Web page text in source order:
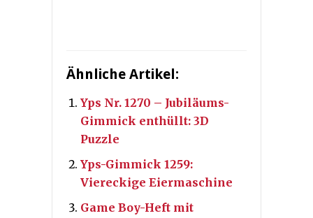
Ähnliche Artikel:
Yps Nr. 1270 – Jubiläums-
Gimmick enthüllt: 3D
Puzzle
Yps-Gimmick 1259:
Viereckige Eiermaschine
Game Boy-Heft mit